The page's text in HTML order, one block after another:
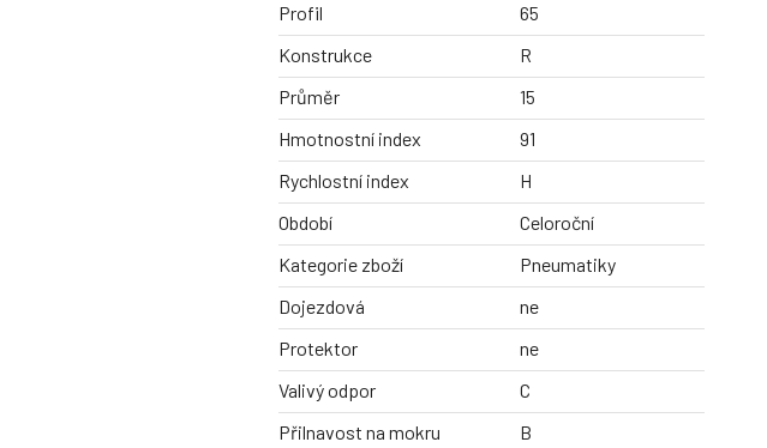
Profil
65
Konstrukce
R
Průměr
15
Hmotnostní index
91
Rychlostní index
H
Období
Celoroční
Kategorie zboží
Pneumatiky
Dojezdová
ne
Protektor
ne
Valivý odpor
C
Přilnavost na mokru
B